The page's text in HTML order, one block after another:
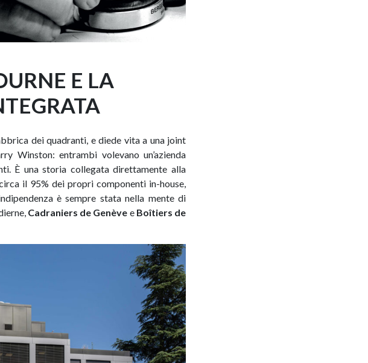
E LA
dei quadranti, e diede vita a una joint
Winston: entrambi volevano un’azienda
È una storia collegata direttamente alla
il 95% dei propri componenti in-house,
è sempre stata nella mente di
Cadraniers de Genève e Boîtiers de